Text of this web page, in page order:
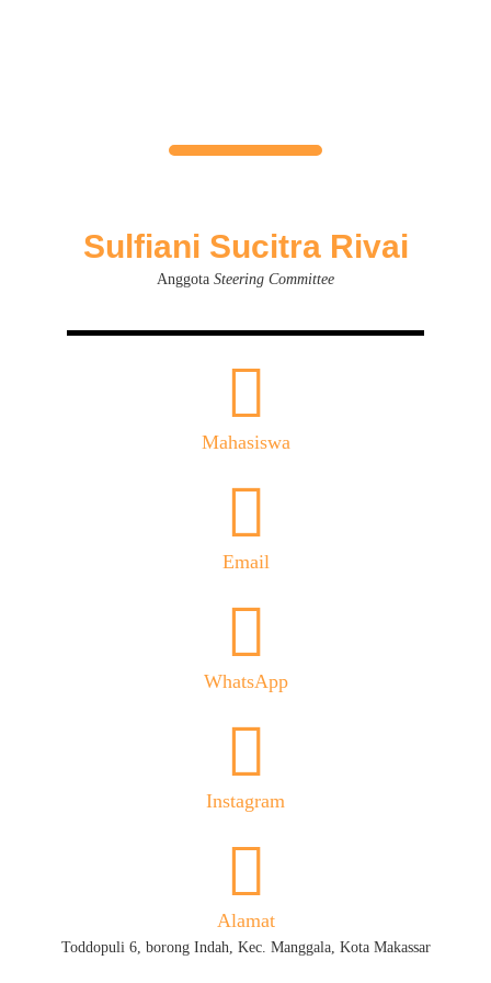
Sulfiani Sucitra Rivai
Anggota Steering Committee
Mahasiswa
Email
WhatsApp
Instagram
Alamat
Toddopuli 6, borong Indah, Kec. Manggala, Kota Makassar